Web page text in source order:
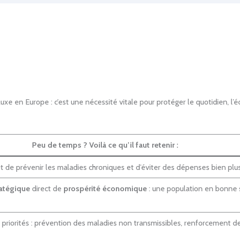
en Europe : c’est une nécessité vitale pour protéger le quotidien,
Peu de temps ? Voilà ce qu’il faut retenir :
prévenir les maladies chroniques et d’éviter des dépenses bien
direct de prospérité économique : une population en
: prévention des maladies non transmissibles, renforcement